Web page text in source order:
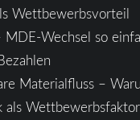
Wettbewerbsvorteil
MDE-Wechsel so
Materialfluss –
als